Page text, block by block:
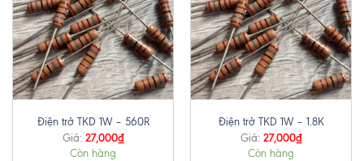
Điện trở TKD 1W – 560R
Giá: 27,000₫
Còn hàng
Điện trở TKD 1W – 1.8K
Giá: 27,000₫
Còn hàng